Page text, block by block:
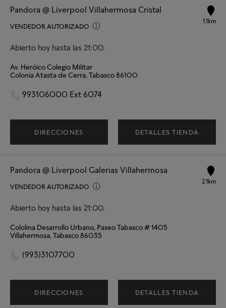
Pandora @ Liverpool Villahermosa Cristal
VENDEDOR AUTORIZADO
Abierto hoy hasta las 21:00.
1.1km
Av. Heróico Colegio Militar
Colonia Atasta de Cerra, Tabasco 86100
993106000 Ext 6074
DIRECCIONES DETALLES TIENDA
Pandora @ Liverpool Galerias Villahermosa
VENDEDOR AUTORIZADO
Abierto hoy hasta las 21:00.
2.1km
Cololina Desarrollo Urbano, Paseo Tabasco # 1405
Villahermosa, Tabasco 86035
(993)3107700
DIRECCIONES DETALLES TIENDA